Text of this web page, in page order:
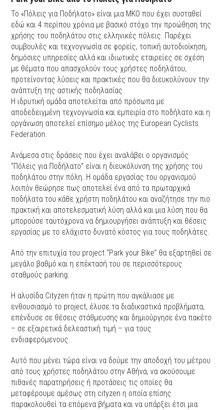
Το «Πόλεις για Ποδήλατο» είναι μια ΜΚΟ που έχει συσταθεί
εδώ και 4 περίπου χρόνια με βασικό στόχο την προώθηση της
χρήσης του ποδηλάτου στις ελληνικές πόλεις. Παρέχει
συμβουλές και τεχνογνωσία σε φορείς, τοπική αυτοδιοίκηση,
δημόσιες υπηρεσίες αλλά και ιδιωτικές εταιρείες σε σχέση
με θέματα που απασχολούν τους χρήστες ποδηλάτου,
προτείνοντας λύσεις και πρακτικές που θα διευκολύνουν την
ανάπτυξη της αστικής ποδηλασίας.
Η ιδρυτική ομάδα αποτελείται από πρόσωπα με
αποδεδειγμένη τεχνογνωσία και εμπειρία στο ποδήλατο και η
οργάνωση αποτελεί επίσημο μέλος της European Cyclists
Federation.
Ανάμεσα στις δράσεις που έχει αναλάβει ο οργανισμός
“Πόλεις για Ποδήλατο” είναι η διευκόλυνση της χρήσης του
ποδηλάτου στην πόλη. Η ομάδα εργασίας του οργανισμού
λοιπόν θεώρησε πως αποτελεί ένα από τα πρωταρχικά
ποδήλατα του κάθε χρήστη ποδηλάτου και αναζήτησε την πιο
πρακτική και αποτελεσματική λύση αλλά και μια λύση που θα
μπορούσε ταυτόχρονα να δημιουργήσει ανάπτυξη και θέσεις
εργασίας με το ελάχιστο δυνατό κόστος για τους ποδηλάτες.
Από την επιτυχία του project “Park your Bike” θα εξαρτηθεί σε
μεγάλο βαθμό και η επέκτασή του σε περισσότερους
σταθμούς parking.
Η αλυσίδα Cityzen ήταν η πρώτη που αγκάλιασε με
ενθουσιασμό το project, έλυσε τα διαδικαστικά προβλήματα,
επένδυσε σε θέσεις στάθμευσης και δημιούργησε ένα πακέτο
– σε εξαιρετικά δελεαστική τιμή – για τους
ενδιαφερόμενους.
Αυτό που μένει τώρα είναι να δούμε την αποδοχή του μέτρου
από τους χρήστες ποδηλάτου στην Αθήνα, να ακούσουμε
πιθανές παρατηρήσεις ή προτάσεις τις οποίες θα
μεταφέρουμε αμέσως στη cityzen η οποία επίσης
παρακολουθεί τα επόμενα βήματα και να υπάρξει έτσι μια